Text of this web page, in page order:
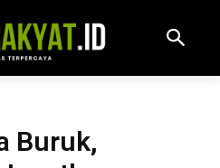
Buruk,